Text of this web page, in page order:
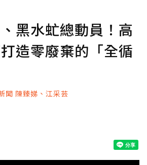
黑水虻總動員！高
造零廢棄的「全循
聞 陳臻娣、江采芸